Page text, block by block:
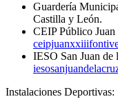
Guardería
Castilla y León.
CEIP Público
IESO San Juan de
Instalaciones Deportivas: